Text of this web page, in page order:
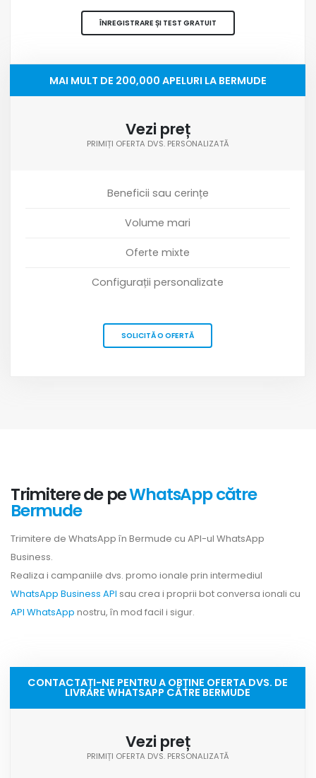
ÎNREGISTRARE ȘI TEST GRATUIT
MAI MULT DE 200,000 APELURI LA BERMUDE
Vezi preț
PRIMIȚI OFERTA DVS. PERSONALIZATĂ
Beneficii sau cerințe
Volume mari
Oferte mixte
Configurații personalizate
SOLICITĂ O OFERTĂ
Trimitere de peWhatsApp către
Bermude
Trimitere de WhatsApp în Bermude cu API-ul WhatsApp
Business.
Realiza i campaniile dvs. promo ionale prin intermediul
WhatsApp Business API sau crea i proprii bot conversa ionali cu
API WhatsApp nostru, în mod facil i sigur.
CONTACTAȚI-NE PENTRU A OBȚINE OFERTA DVS. DE
LIVRARE WHATSAPP CĂTRE BERMUDE
Vezi preț
PRIMIȚI OFERTA DVS. PERSONALIZATĂ